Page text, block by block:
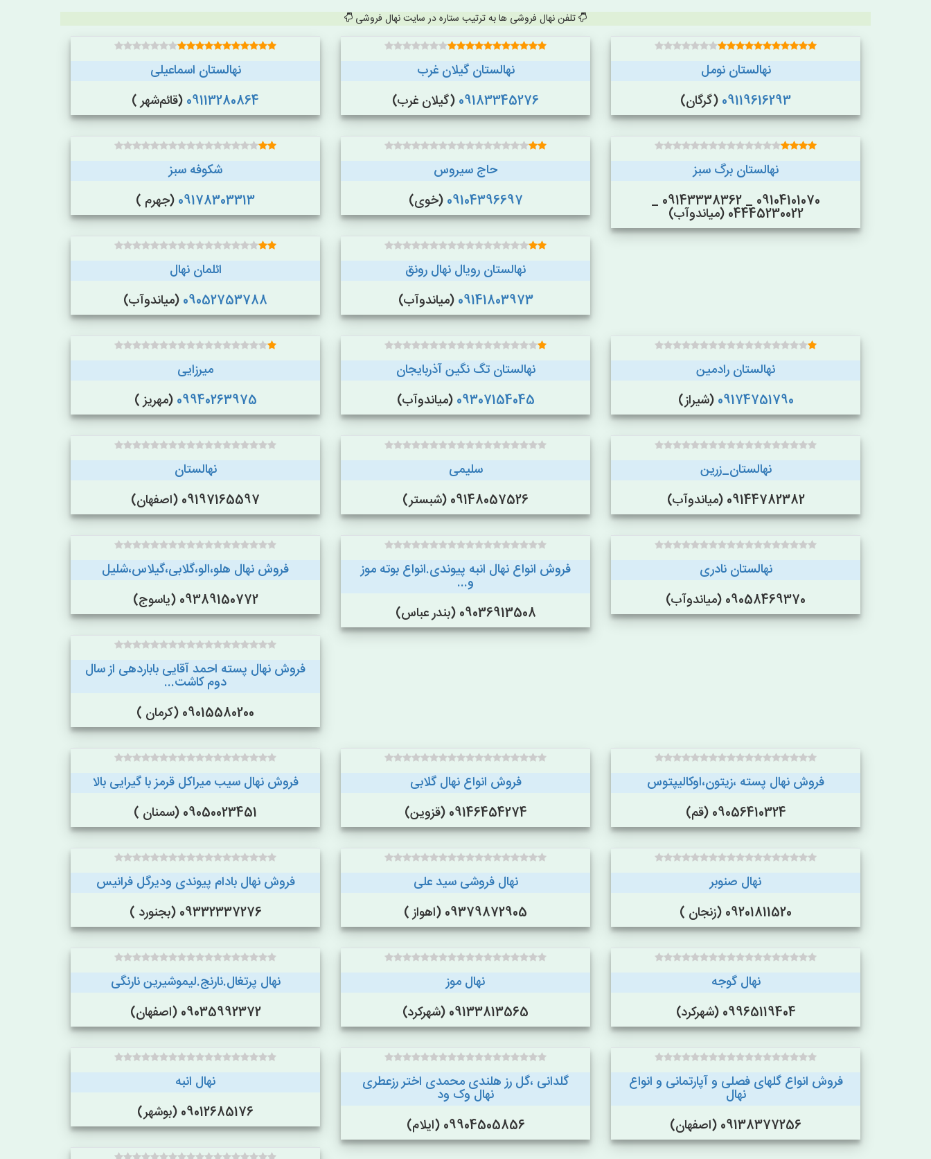
تلفن نهال فروشی ها به ترتیب ستاره در سایت نهال فروشی
نهالستان نومل
09119616293 (گرگان)
نهالستان گیلان غرب
09183345276 (گیلان غرب)
نهالستان اسماعیلی
09113280864 (قائم‌شهر )
نهالستان برگ سبز
09104101070 _ 09143338362 _
04445230022 (میاندوآب)
حاج سیروس
09104396697 (خوی)
شکوفه سبز
09178303313 (جهرم )
نهالستان رویال نهال رونق
09141803973 (میاندوآب)
ائلمان نهال
09052753788 (میاندوآب)
نهالستان رادمین
09174751790 (شیراز)
نهالستان تگ نگین آذربایجان
09307154045 (میاندوآب)
میرزایی
09940263975 (مهریز )
نهالستان_زرین
09144782382 (میاندوآب)
سلیمی
09148057526 (شبستر)
نهالستان
09197165597 (اصفهان)
نهالستان نادری
09058469370 (میاندوآب)
فروش انواع نهال انبه پیوندی.انواع بوته موز
و...
09036913508 (بندر عباس)
فروش نهال هلو،الو،گلابی،گیلاس،شلیل
09389150772 (یاسوج)
فروش نهال پسته احمد آقایی باباردهی از سال
دوم کاشت...
09015580200 (کرمان )
فروش نهال پسته ،زیتون،اوکالیپتوس
09056410324 (قم)
فروش انواع نهال گلابی
09146454274 (قزوین)
فروش نهال سیب میراکل قرمز با گیرایی بالا
09050023451 (سمنان )
نهال صنوبر
09201811520 (زنجان )
نهال فروشی سید علی
09379872905 (اهواز )
فروش نهال بادام پیوندی ودیرگل فرانیس
09332337276 (بجنورد )
نهال گوجه
09965119404 (شهرکرد)
نهال موز
09133813565 (شهرکرد)
نهال پرتغال.نارنج.لیموشیرین نارنگی
09035992372 (اصفهان)
فروش انواع گلهای فصلی و آپارتمانی و انواع
نهال
09138377256 (اصفهان)
گلدانی ،گل رز هلندی محمدی اختر رزعطری
نهال وک ود
09904505856 (ایلام)
نهال انبه
09012685176 (بوشهر)